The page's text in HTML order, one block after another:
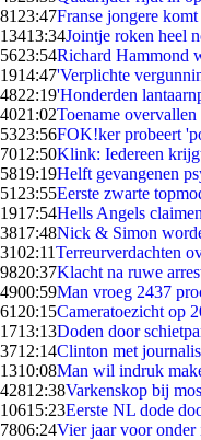
81 23:47Franse jongere
13413:34Jointje roken heel
5623:54Richard Hammond
1914:47'Verplichte
4822:19'Honderden
4021:02Toename
5323:56FOK!ker probeert
7012:50Klink: Iedereen
5819:19Helft gevangenen
51 23:55Eerste zwarte
1917:54Hells Angels
3817:48Nick & Simon
3102:11Terreurverdachten
9820:37Klacht na ruwe
4900:59Man vroeg 2437
61 20:15Cameratoezicht op
1713:13Doden door
3712:14Clinton met
1310:08Man wil indruk
42812:38Varkenskop bij
10615:23Eerste NL dode
7806:24Vier jaar voor